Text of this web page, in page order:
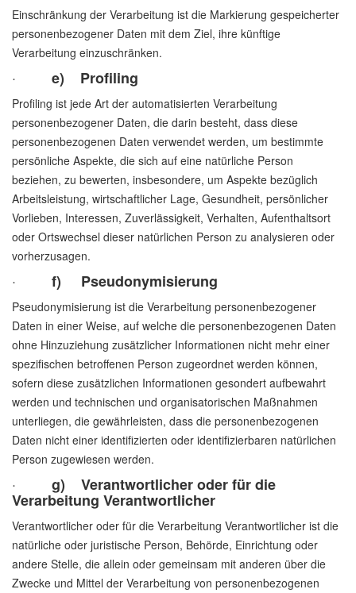
Einschränkung der Verarbeitung ist die Markierung gespeicherter
personenbezogener Daten mit dem Ziel, ihre künftige
Verarbeitung einzuschränken.
· e) Profiling
Profiling ist jede Art der automatisierten Verarbeitung
personenbezogener Daten, die darin besteht, dass diese
personenbezogenen Daten verwendet werden, um bestimmte
persönliche Aspekte, die sich auf eine natürliche Person
beziehen, zu bewerten, insbesondere, um Aspekte bezüglich
Arbeitsleistung, wirtschaftlicher Lage, Gesundheit, persönlicher
Vorlieben, Interessen, Zuverlässigkeit, Verhalten, Aufenthaltsort
oder Ortswechsel dieser natürlichen Person zu analysieren oder
vorherzusagen.
· f) Pseudonymisierung
Pseudonymisierung ist die Verarbeitung personenbezogener
Daten in einer Weise, auf welche die personenbezogenen Daten
ohne Hinzuziehung zusätzlicher Informationen nicht mehr einer
spezifischen betroffenen Person zugeordnet werden können,
sofern diese zusätzlichen Informationen gesondert aufbewahrt
werden und technischen und organisatorischen Maßnahmen
unterliegen, die gewährleisten, dass die personenbezogenen
Daten nicht einer identifizierten oder identifizierbaren natürlichen
Person zugewiesen werden.
· g) Verantwortlicher oder für die
Verarbeitung Verantwortlicher
Verantwortlicher oder für die Verarbeitung Verantwortlicher ist die
natürliche oder juristische Person, Behörde, Einrichtung oder
andere Stelle, die allein oder gemeinsam mit anderen über die
Zwecke und Mittel der Verarbeitung von personenbezogenen